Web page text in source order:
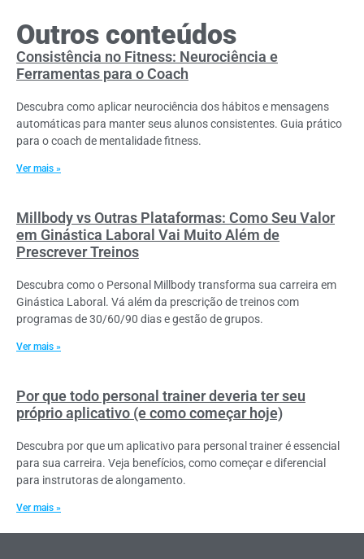
Outros conteúdos
Consistência no Fitness: Neurociência e
Ferramentas para o Coach
Descubra como aplicar neurociência dos hábitos e mensagens
automáticas para manter seus alunos consistentes. Guia prático
para o coach de mentalidade fitness.
Ver mais »
Millbody vs Outras Plataformas: Como Seu Valor
em Ginástica Laboral Vai Muito Além de
Prescrever Treinos
Descubra como o Personal Millbody transforma sua carreira em
Ginástica Laboral. Vá além da prescrição de treinos com
programas de 30/60/90 dias e gestão de grupos.
Ver mais »
Por que todo personal trainer deveria ter seu
próprio aplicativo (e como começar hoje)
Descubra por que um aplicativo para personal trainer é essencial
para sua carreira. Veja benefícios, como começar e diferencial
para instrutoras de alongamento.
Ver mais »